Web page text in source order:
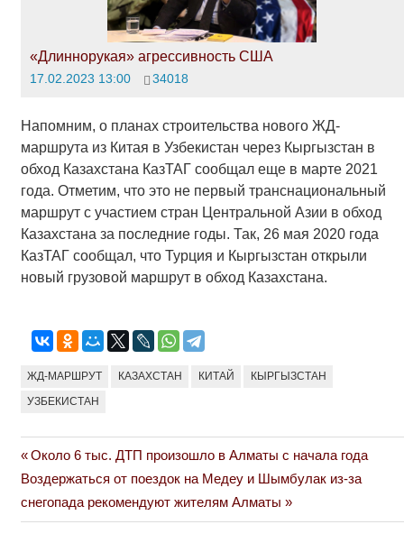
«Длиннорукая» агрессивность США
17.02.2023 13:00 34018
Напомним, о планах строительства нового ЖД-
маршрута из Китая в Узбекистан через Кыргызстан в
обход Казахстана КазТАГ сообщал еще в марте 2021
года. Отметим, что это не первый транснациональный
маршрут с участием стран Центральной Азии в обход
Казахстана за последние годы. Так, 26 мая 2020 года
КазТАГ сообщал, что Турция и Кыргызстан открыли
новый грузовой маршрут в обход Казахстана.
ЖД-МАРШРУТ КАЗАХСТАН КИТАЙ КЫРГЫЗСТАН
УЗБЕКИСТАН
Навигация
по
Previous
Post:
Около 6 тыс. ДТП произошло в Алматы с начала года
Next
Post:
Воздержаться от поездок на Медеу и Шымбулак из-за
снегопада рекомендуют жителям Алматы